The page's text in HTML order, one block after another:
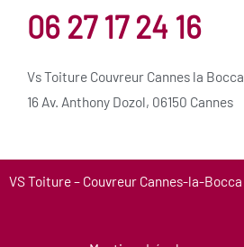
06 27 17 24 16
Vs Toiture Couvreur Cannes la Bocca
16 Av. Anthony Dozol, 06150 Cannes
VS Toiture – Couvreur Cannes-la-Bocca